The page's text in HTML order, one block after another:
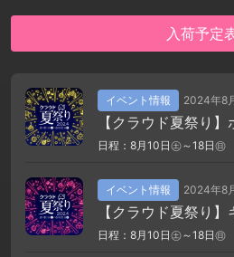
入荷予定
イベント情報 2024年8
【クラウド夏祭り
日程：8月10日㊏～18日㊐
イベント情報 2024年8
【クラウド夏祭り
日程：8月10日㊏～18日㊐